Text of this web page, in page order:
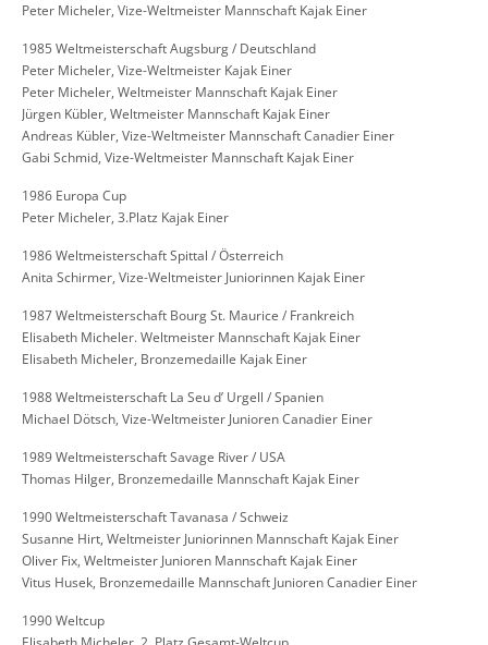
Peter Micheler, Vize-Weltmeister Mannschaft Kajak Einer
1985 Weltmeisterschaft Augsburg / Deutschland
Peter Micheler, Vize-Weltmeister Kajak Einer
Peter Micheler, Weltmeister Mannschaft Kajak Einer
Jürgen Kübler, Weltmeister Mannschaft Kajak Einer
Andreas Kübler, Vize-Weltmeister Mannschaft Canadier Einer
Gabi Schmid, Vize-Weltmeister Mannschaft Kajak Einer
1986 Europa Cup
Peter Micheler, 3.Platz Kajak Einer
1986 Weltmeisterschaft Spittal / Österreich
Anita Schirmer, Vize-Weltmeister Juniorinnen Kajak Einer
1987 Weltmeisterschaft Bourg St. Maurice / Frankreich
Elisabeth Micheler. Weltmeister Mannschaft Kajak Einer
Elisabeth Micheler, Bronzemedaille Kajak Einer
1988 Weltmeisterschaft La Seu d’ Urgell / Spanien
Michael Dötsch, Vize-Weltmeister Junioren Canadier Einer
1989 Weltmeisterschaft Savage River / USA
Thomas Hilger, Bronzemedaille Mannschaft Kajak Einer
1990 Weltmeisterschaft Tavanasa / Schweiz
Susanne Hirt, Weltmeister Juniorinnen Mannschaft Kajak Einer
Oliver Fix, Weltmeister Junioren Mannschaft Kajak Einer
Vitus Husek, Bronzemedaille Mannschaft Junioren Canadier Einer
1990 Weltcup